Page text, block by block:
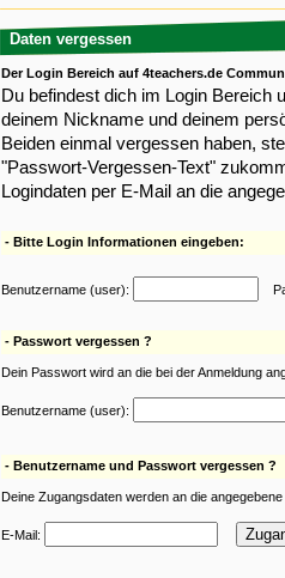
Daten vergessen
Der Login Bereich auf 4teachers.de
Du befindest dich im Login Bereich
deinem Nickname und deinem
Beiden einmal vergessen haben,
"Passwort-Vergessen-Text"
Logindaten per E-Mail an die
- Bitte Login Informationen eingeben:
Benutzername (user):
- Passwort vergessen ?
Dein Passwort wird an die bei der Anmeldung
Benutzername (user):
- Benutzername und Passwort vergessen ?
Deine Zugangsdaten werden an die
E-Mail: